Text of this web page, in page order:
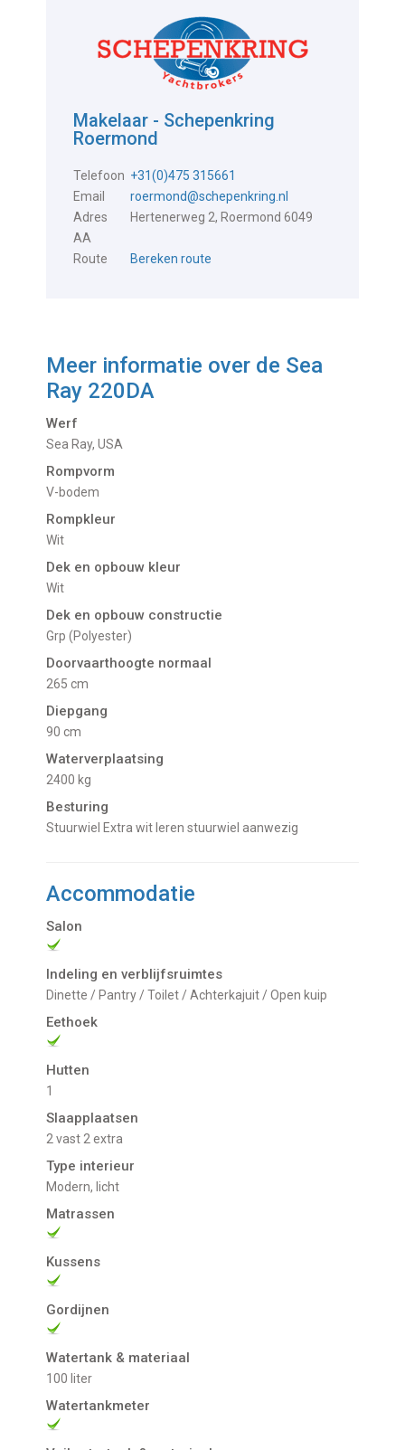
Makelaar - Schepenkring
Roermond
Telefoon +31(0)475 315661
Email
roermond@schepenkring.nl
Adres
Hertenerweg 2, Roermond 6049
AA
Route
Bereken route
Meer informatie over de Sea
Ray 220DA
Werf
Sea Ray, USA
Rompvorm
V-bodem
Rompkleur
Wit
Dek en opbouw kleur
Wit
Dek en opbouw constructie
Grp (Polyester)
Doorvaarthoogte normaal
265 cm
Diepgang
90 cm
Waterverplaatsing
2400 kg
Besturing
Stuurwiel Extra wit leren stuurwiel aanwezig
Accommodatie
Salon
Indeling en verblijfsruimtes
Dinette / Pantry / Toilet / Achterkajuit / Open kuip
Eethoek
Hutten
1
Slaapplaatsen
2 vast 2 extra
Type interieur
Modern, licht
Matrassen
Kussens
Gordijnen
Watertank & materiaal
100 liter
Watertankmeter